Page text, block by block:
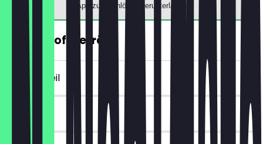
App zum Einlösen herunterladen
GRATIS Softgetränk
~6 € Vorteil
90 Tage